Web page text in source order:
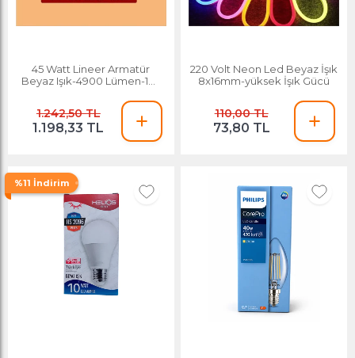
45 Watt Lineer Armatür
Beyaz Işık-4900 Lümen-120
1.242,50 TL
1.198,33 TL
220 Volt Neon Led Beyaz İşık
8x16mm-yüksek İşık Gücü
110,00 TL
73,80 TL
%11 İndirim